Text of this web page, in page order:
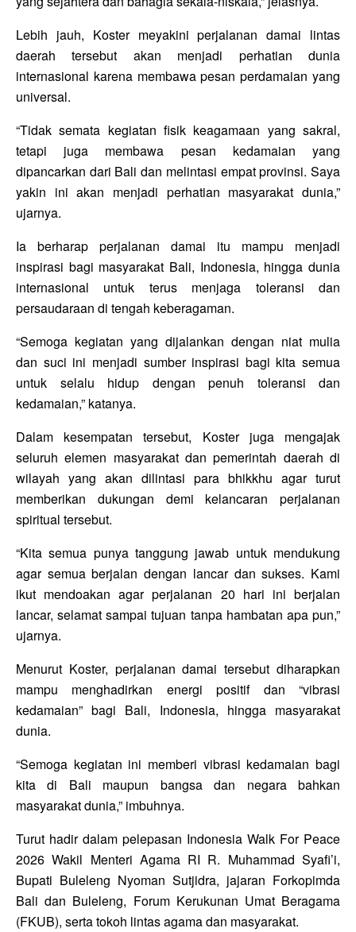
Lebih jauh, Koster meyakini perjalanan damai lintas
daerah tersebut akan menjadi perhatian dunia
internasional karena membawa pesan perdamaian yang
universal.
“Tidak semata kegiatan fisik keagamaan yang sakral,
tetapi juga membawa pesan kedamaian yang
dipancarkan dari Bali dan melintasi empat provinsi. Saya
yakin ini akan menjadi perhatian masyarakat dunia,”
ujarnya.
Ia berharap perjalanan damai itu mampu menjadi
inspirasi bagi masyarakat Bali, Indonesia, hingga dunia
internasional untuk terus menjaga toleransi dan
persaudaraan di tengah keberagaman.
“Semoga kegiatan yang dijalankan dengan niat mulia
dan suci ini menjadi sumber inspirasi bagi kita semua
untuk selalu hidup dengan penuh toleransi dan
kedamaian,” katanya.
Dalam kesempatan tersebut, Koster juga mengajak
seluruh elemen masyarakat dan pemerintah daerah di
wilayah yang akan dilintasi para bhikkhu agar turut
memberikan dukungan demi kelancaran perjalanan
spiritual tersebut.
“Kita semua punya tanggung jawab untuk mendukung
agar semua berjalan dengan lancar dan sukses. Kami
ikut mendoakan agar perjalanan 20 hari ini berjalan
lancar, selamat sampai tujuan tanpa hambatan apa pun,”
ujarnya.
Menurut Koster, perjalanan damai tersebut diharapkan
mampu menghadirkan energi positif dan “vibrasi
kedamaian” bagi Bali, Indonesia, hingga masyarakat
dunia.
“Semoga kegiatan ini memberi vibrasi kedamaian bagi
kita di Bali maupun bangsa dan negara bahkan
masyarakat dunia,” imbuhnya.
Turut hadir dalam pelepasan Indonesia Walk For Peace
2026 Wakil Menteri Agama RI R. Muhammad Syafi’i,
Bupati Buleleng Nyoman Sutjidra, jajaran Forkopimda
Bali dan Buleleng, Forum Kerukunan Umat Beragama
(FKUB), serta tokoh lintas agama dan masyarakat.